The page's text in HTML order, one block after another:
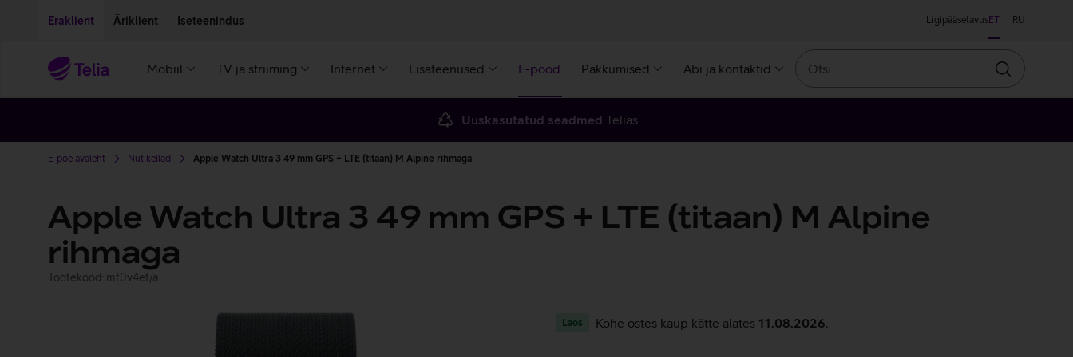
Eraklient Äriklient Iseteenindus LigipääsetavusET RU
Mobiil TV ja striiming Internet Lisateenused E-pood Pakkumised Abi ja kontaktid
Otsin
Uuskasutatud seadmed Telias
E-poe avaleht Nutikellad Apple Watch Ultra 3 49 mm GPS + LTE (titaan) M Alpine rihmaga
Apple Watch Ultra 3 49 mm GPS + LTE (titaan) M Alpine
rihmaga
Tootekood: mf0v4et/a
Laos Kohe ostes kaup kätte alates 11.08.2026